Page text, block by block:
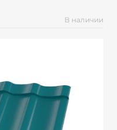
В наличии